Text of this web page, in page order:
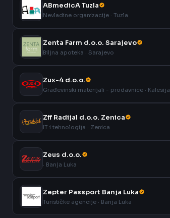
ABmedicA Tuzla
Nevladine organizacije · Tuzla
Zenta Farm d.o.o. Sarajevo
Biljna apoteka · Sarajevo
Zux-4 d.o.o.
Građevinski materijali - prodavnice · Kalesija
Zff Radijal d.o.o. Zenica
IT i tehnologija · Zenica
Zeus d.o.o.
· Banja Luka
Zepter Passport Banja Luka
Turističke agencije · Banja Luka